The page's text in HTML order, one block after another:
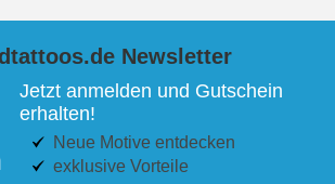
Newsletter
Jetzt anmelden und Gutschein
erhalten!
Neue Motive entdecken
exklusive Vorteile